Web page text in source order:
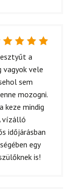
/ 5
a
vagyok vele
sem
mozogni.
keze mindig
vízálló
időjárásban
egy
is!